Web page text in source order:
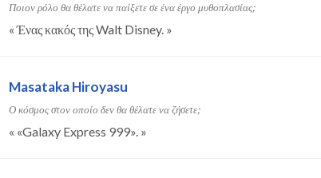
Ποιον ρόλο θα θέλατε να παίξετε σε ένα έργο μυθοπλασίας;
«Ένας κακός της Walt Disney. »
Masataka Hiroyasu
Ο κόσμος στον οποίο δεν θα θέλατε να ζήσετε;
« «Galaxy Express 999». »